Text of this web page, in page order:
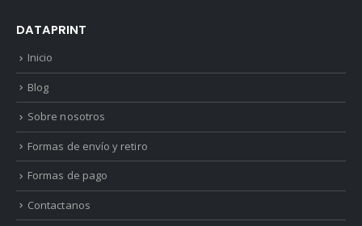
DATAPRINT
Inicio
Blog
Sobre nosotros
Formas de envío y retiro
Formas de pago
Contactanos